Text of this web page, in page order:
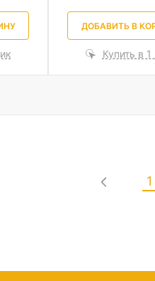
ДОБАВИТЬ В
Купить в 1
1